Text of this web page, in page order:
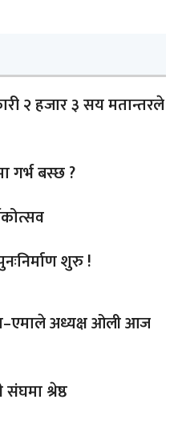
२ हजार ३ सय मतान्तरले
गर्भ बस्छ ?
शुरु !
अध्यक्ष ओली आज
श्रेष्ठ